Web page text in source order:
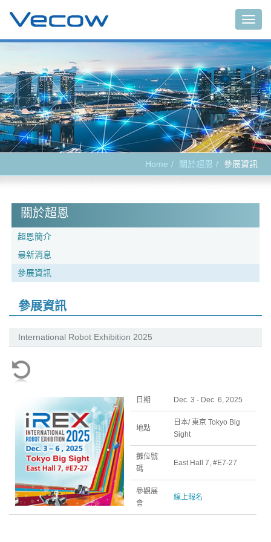
Home 關於超恩 參展資訊
關於超恩
超恩簡介
最新消息
參展資訊
參展資訊
International Robot Exhibition 2025
日期 Dec. 3 - Dec. 6, 2025
地點
日本/ 東京 Tokyo Big
Sight
攤位號
碼
East Hall 7, #E7-27
參觀展
會
線上報名